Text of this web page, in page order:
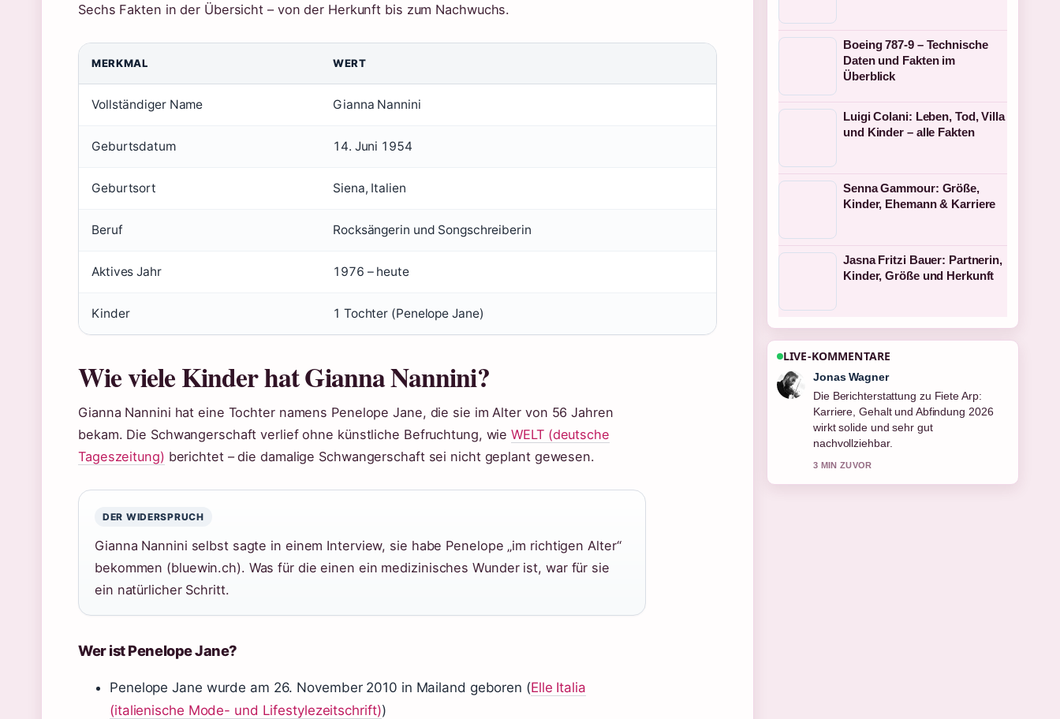
Sechs Fakten in der Übersicht – von der Herkunft bis zum Nachwuchs.
MERKMAL WERT
Vollständiger Name Gianna Nannini
Geburtsdatum 14. Juni 1954
Geburtsort Siena, Italien
Beruf Rocksängerin und Songschreiberin
Aktives Jahr 1976 – heute
Kinder 1 Tochter (Penelope Jane)
Wie viele Kinder hat Gianna Nannini?
Gianna Nannini hat eine Tochter namens Penelope Jane, die sie im Alter von 56 Jahren
bekam. Die Schwangerschaft verlief ohne künstliche Befruchtung, wieWELT (deutsche
Tageszeitung) berichtet – die damalige Schwangerschaft sei nicht geplant gewesen.
DER WIDERSPRUCH
Gianna Nannini selbst sagte in einem Interview, sie habe Penelope „im richtigen Alter“
bekommen (bluewin.ch). Was für die einen ein medizinisches Wunder ist, war für sie
ein natürlicher Schritt.
Wer ist Penelope Jane?
Penelope Jane wurde am 26. November 2010 in Mailand geboren (Elle Italia
(italienische Mode- und Lifestylezeitschrift))
Boeing 787-9 – Technische
Daten und Fakten im
Überblick
Luigi Colani: Leben, Tod, Villa
und Kinder – alle Fakten
Senna Gammour: Größe,
Kinder, Ehemann & Karriere
Jasna Fritzi Bauer: Partnerin,
Kinder, Größe und Herkunft
LIVE-KOMMENTARE
Lena Schmidt
Gute Verifikationsarbeit zu Regina
Halmich: Beziehung, Wohnort, Nase
und Leben.... Mehr Medien sollten so
schreiben.
5 MIN ZUVOR